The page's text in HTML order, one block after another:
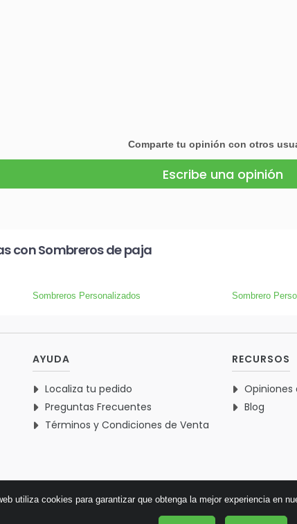
Comparte tu opinión con otros
Escribe una opinión
con Sombreros de paja
Sombreros Personalizados Sombrero
AYUDA
Localiza tu pedido
Preguntas Frecuentes
Términos y Condiciones de Venta
RECURSOS
Opiniones
Blog
utiliza cookies para garantizar que obtenga la mejor experiencia en